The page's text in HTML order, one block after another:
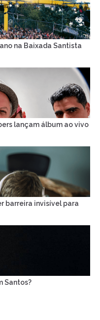
na Baixada Santista
lançam álbum ao vivo
barreira invisível para
Santos?